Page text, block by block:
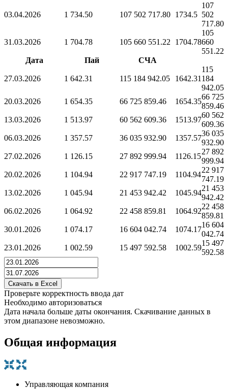
03.04.2026 1 734.50 107 502 717.80 1734.5
107
502
717.80
31.03.2026 1 704.78 105 660 551.22 1704.78
105
660
551.22
Дата
Пай СЧА
27.03.2026 1 642.31 115 184 942.05 1642.31
115
184
942.05
20.03.2026
1 654.35 66 725 859.46 1654.35
66 725
859.46
13.03.2026
1 513.97 60 562 609.36 1513.97
60 562
609.36
06.03.2026
1 357.57 36 035 932.90 1357.57
36 035
932.90
27.02.2026
1 126.15 27 892 999.94 1126.15
27 892
999.94
20.02.2026
1 104.94 22 917 747.19 1104.94
22 917
747.19
13.02.2026
1 045.94 21 453 942.42 1045.94
21 453
942.42
06.02.2026
1 064.92 22 458 859.81 1064.92
22 458
859.81
30.01.2026
1 074.17 16 604 042.74 1074.17
16 604
042.74
23.01.2026
1 002.59 15 497 592.58 1002.59
15 497
592.58
Проверьте корректность ввода дат
Необходимо авторизоваться
Дата начала больше даты окончания. Скачивание данных в
этом диапазоне невозможно.
Общая информация
Управляющая компания